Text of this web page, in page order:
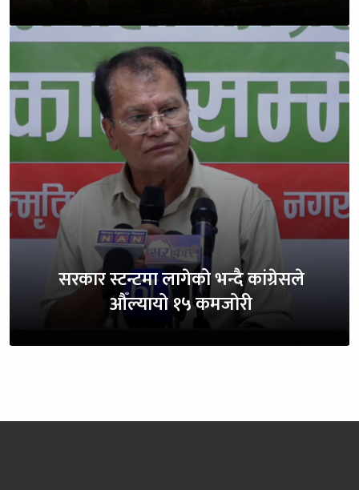
सरकार स्टन्टमा लागेको भन्दै कांग्रेसले
औँल्यायो १५ कमजोरी